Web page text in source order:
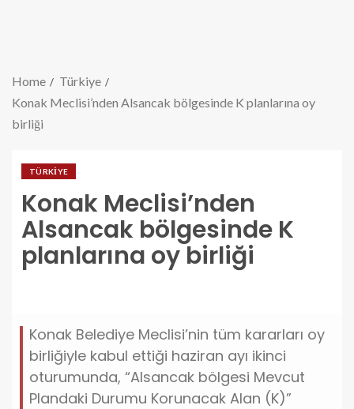
Home
Türkiye
Konak Meclisi’nden Alsancak bölgesinde K planlarına oy
birliği
TÜRKIYE
Konak Meclisi’nden
Alsancak bölgesinde K
planlarına oy birliği
konak-meclisinden-alsancak-bolgesinde-k-
Konak Belediye Meclisi’nin tüm kararları oy
birliğiyle kabul ettiği haziran ayı ikinci
oturumunda, “Alsancak bölgesi Mevcut
Plandaki Durumu Korunacak Alan (K)”